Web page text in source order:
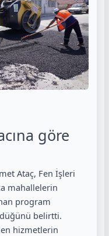
göre
Ataç, Fen İşleri
mahallelerin
program
belirtti.
hizmetlerin